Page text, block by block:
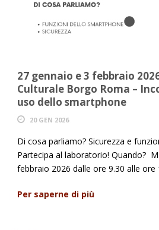
27 gennaio e 3 febbraio
Culturale Borgo Roma –
uso dello smartphone
20 GEN 2026
Di cosa parliamo? Sicurezza e
Partecipa al laboratorio! Quando?
febbraio 2026 dalle ore 9.30 alle ore
Per saperne di più